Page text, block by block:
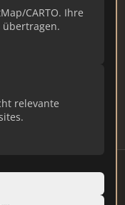
CARTO. Ihre
übertragen.
relevante
Sie Ihre